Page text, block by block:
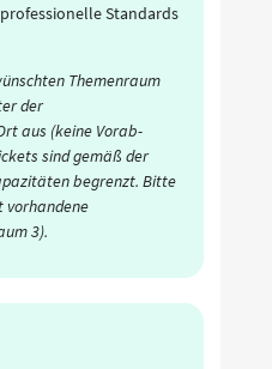
Standards
Themenraum
der
aus (keine Vorab-
sind gemäß der
begrenzt. Bitte
vorhandene
3).